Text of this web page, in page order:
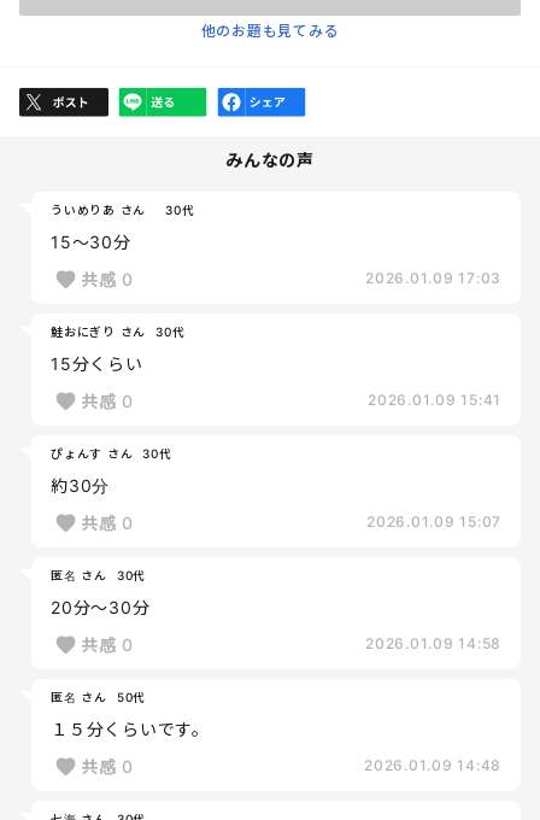
他のお題も見てみる
みんなの声
ういめりあ さん 30代
15〜30分
共感 0 2026.01.09 17:03
鮭おにぎり さん 30代
15分くらい
共感 0 2026.01.09 15:41
ぴょんす さん 30代
約30分
共感 0 2026.01.09 15:07
匿名 さん 30代
20分〜30分
共感 0 2026.01.09 14:58
匿名 さん 50代
１５分くらいです。
共感 0 2026.01.09 14:48